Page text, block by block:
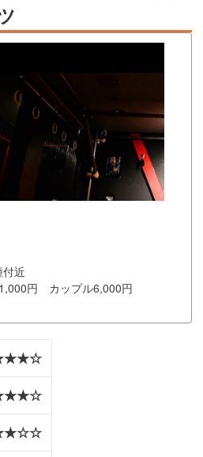
近
円 カップル6,000円